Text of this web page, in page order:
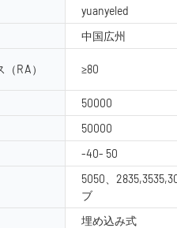
yuanyeled
中国広州
RA） ≥80
50000
50000
-40- 50
5050、
ブ
埋め込み式